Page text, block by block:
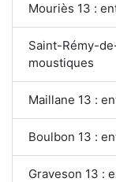
Mouriès 13 :
Saint-Rémy-
moustiques
Maillane 13 :
Boulbon 13 :
Graveson 13 :